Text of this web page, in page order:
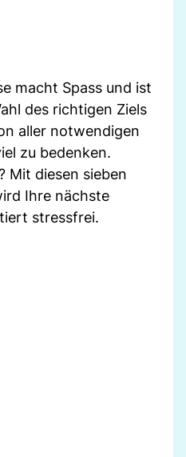
macht Spass und ist
des richtigen Ziels
aller notwendigen
zu bedenken.
Mit diesen sieben
Ihre nächste
stressfrei.